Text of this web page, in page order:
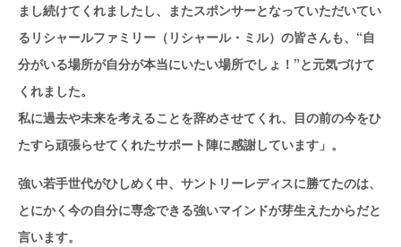
まし続けてくれましたし、またスポンサーとなっていただいてい
るリシャールファミリー（リシャール・ミル）の皆さんも、“自
分がいる場所が自分が本当にいたい場所でしょ！”と元気づけて
くれました。
私に過去や未来を考えることを辞めさせてくれ、目の前の今をひ
たすら頑張らせてくれたサポート陣に感謝しています」。
強い若手世代がひしめく中、サントリーレディスに勝てたのは、
とにかく今の自分に専念できる強いマインドが芽生えたからだと
言います。